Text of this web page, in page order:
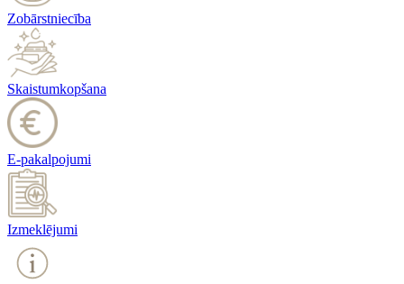
Zobārstniecība
Skaistumkopšana
E-pakalpojumi
Izmeklējumi